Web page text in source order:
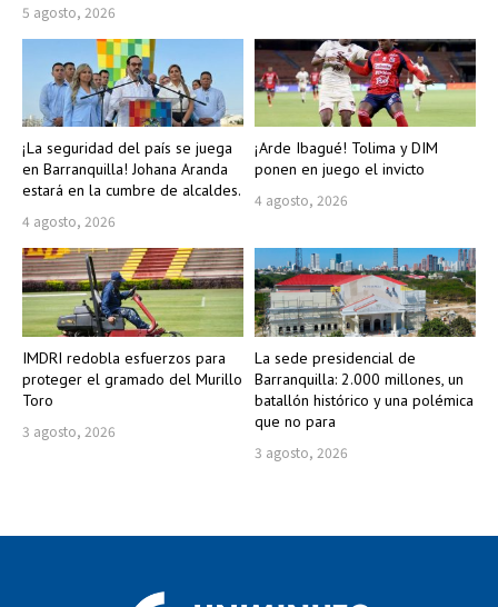
5 agosto, 2026
¡La seguridad del país se juega
en Barranquilla! Johana Aranda
estará en la cumbre de alcaldes.
4 agosto, 2026
¡Arde Ibagué! Tolima y DIM
ponen en juego el invicto
4 agosto, 2026
IMDRI redobla esfuerzos para
proteger el gramado del Murillo
Toro
3 agosto, 2026
La sede presidencial de
Barranquilla: 2.000 millones, un
batallón histórico y una polémica
que no para
3 agosto, 2026